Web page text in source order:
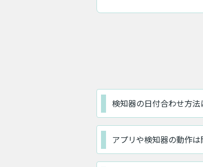
検知器の日付合わせ方
アプリや検知器の動作